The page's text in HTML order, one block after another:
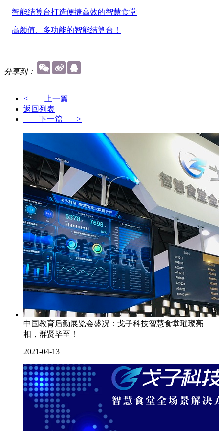
智能结算台打造便捷高效的智慧食堂
高颜值、多功能的智能结算台！
分享到：
< 上一篇
返回列表
下一篇 >
中国教育后勤展览会盛况：戈子科技智慧食堂璀璨亮
相，群贤毕至！
2021-04-13